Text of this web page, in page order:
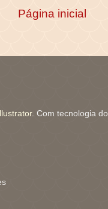
Página inicial
. Com tecnologia do